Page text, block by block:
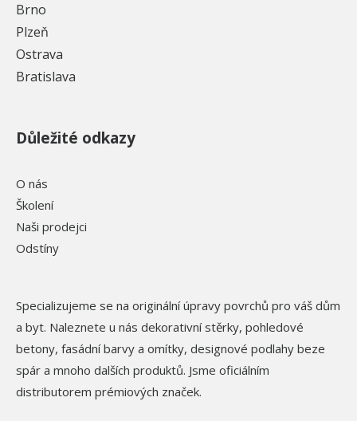
Brno
Plzeň
Ostrava
Bratislava
Důležité odkazy
O nás
Školení
Naši prodejci
Odstíny
Specializujeme se na originální úpravy povrchů pro váš dům
a byt. Naleznete u nás dekorativní stěrky, pohledové
betony, fasádní barvy a omítky, designové podlahy beze
spár a mnoho dalších produktů. Jsme oficiálním
distributorem prémiových značek.